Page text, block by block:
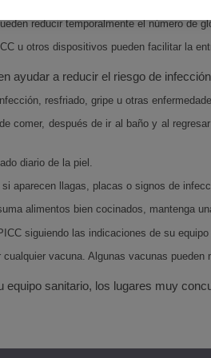
reducir temporalmente el número de
u otros dispositivos pueden facilitar la
ayudar a reducir el riesgo de
resfriado, gripe u otras
comer, después de ir al baño y al
diario de la piel.
aparecen llagas, placas o signos de
alimentos bien cocinados, mantenga
siguiendo las indicaciones de su equipo
vacuna. Algunas vacunas
sanitario, los lugares muy